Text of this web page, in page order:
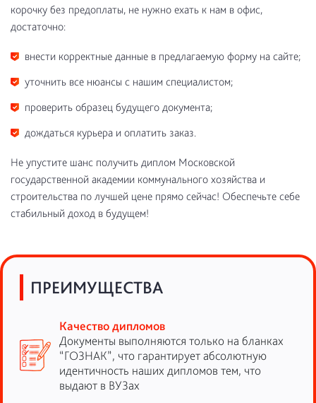
корочку без предоплаты, не нужно ехать к нам в офис,
достаточно:
внести корректные данные в предлагаемую форму на сайте;
уточнить все нюансы с нашим специалистом;
проверить образец будущего документа;
дождаться курьера и оплатить заказ.
Не упустите шанс получить диплом Московской
государственной академии коммунального хозяйства и
строительства по лучшей цене прямо сейчас! Обеспечьте себе
стабильный доход в будущем!
ПРЕИМУЩЕСТВА
Качество дипломов
Документы выполняются только на бланках
“ГОЗНАК”, что гарантирует абсолютную
идентичность наших дипломов тем, что
выдают в ВУЗах